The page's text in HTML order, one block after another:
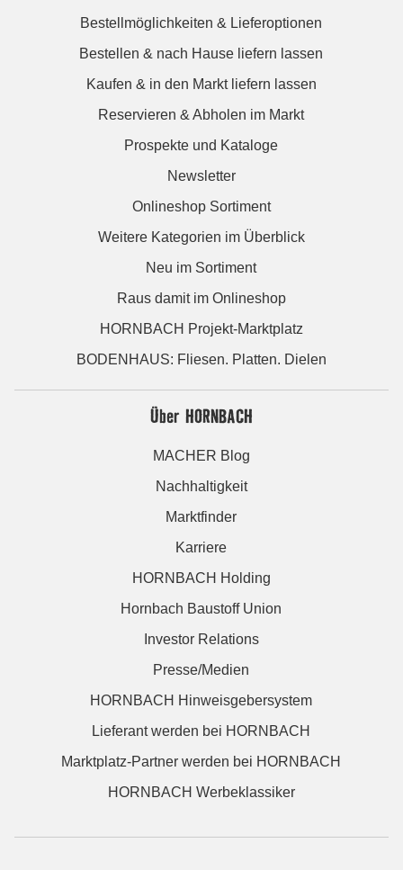
Bestellmöglichkeiten & Lieferoptionen
Bestellen & nach Hause liefern lassen
Kaufen & in den Markt liefern lassen
Reservieren & Abholen im Markt
Prospekte und Kataloge
Newsletter
Onlineshop Sortiment
Weitere Kategorien im Überblick
Neu im Sortiment
Raus damit im Onlineshop
HORNBACH Projekt-Marktplatz
BODENHAUS: Fliesen. Platten. Dielen
Über HORNBACH
MACHER Blog
Nachhaltigkeit
Marktfinder
Karriere
HORNBACH Holding
Hornbach Baustoff Union
Investor Relations
Presse/Medien
HORNBACH Hinweisgebersystem
Lieferant werden bei HORNBACH
Marktplatz-Partner werden bei HORNBACH
HORNBACH Werbeklassiker